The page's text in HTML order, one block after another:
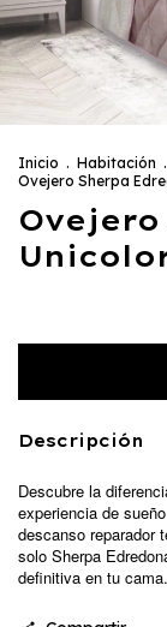
Inicio . Habitación .
Ovejero Sherpa
Descripción
Descubre la
experiencia de
descanso reparador
solo Sherpa
definitiva en tu